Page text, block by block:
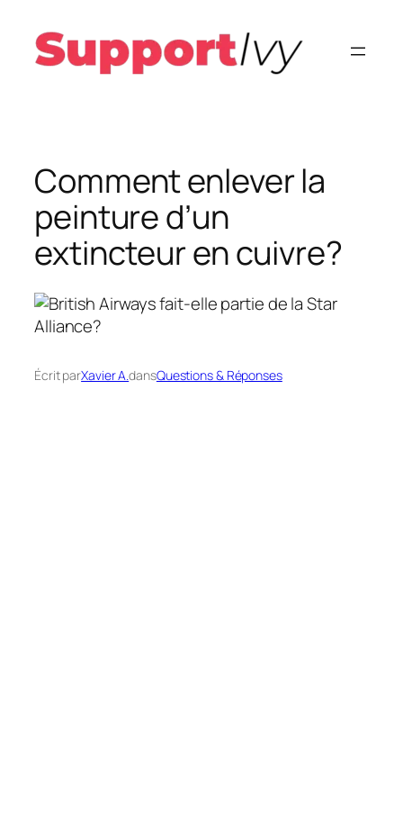
contenu
Comment enlever la
peinture d’un
extincteur en cuivre?
Écrit parXavier A.dansQuestions & Réponses